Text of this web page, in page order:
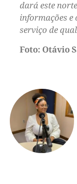
dará este
informações
serviço de
Foto: Otávio